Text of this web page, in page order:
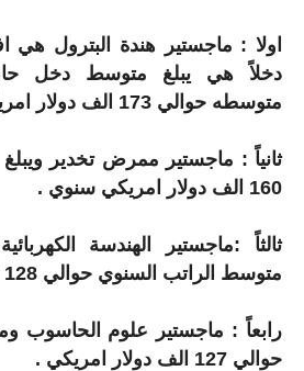
اولا : ماجستير هندة البترول
دخلاً هي يبلغ متوسط دخل
متوسطه حوالي 173 الف دولار امريكي .
ثانياً : ماجستير ممرض تخدير
160 الف دولار امريكي سنوي .
ثالثاً :ماجستير الهندسة
متوسط الراتب السنوي حوالي 128 الف دولار امريكي .
رابعاً : ماجستير علوم الحاسوب
حوالي 127 الف دولار امريكي .